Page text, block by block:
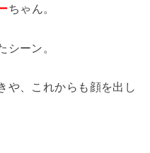
ちゃん。
シーン。
や、これからも顔を出し